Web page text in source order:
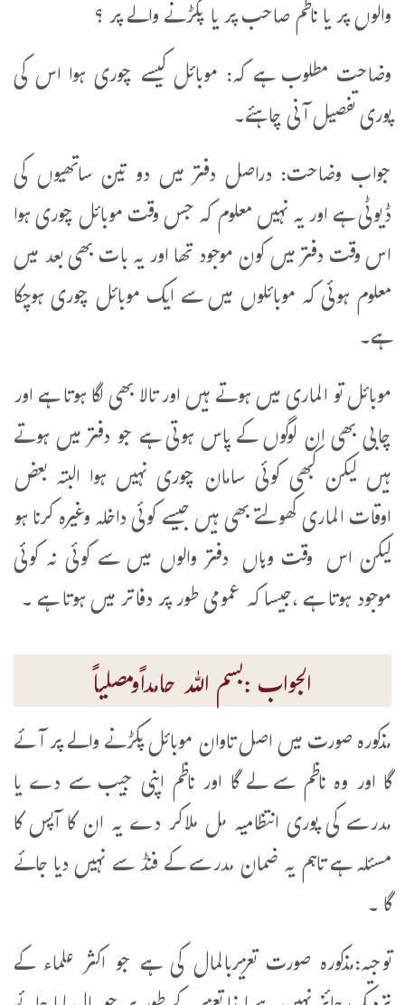
والوں پر یا ناظم صاحب پر یا پکڑنے والے پر ؟
وضاحت مطلوب ہے کہ: موبائل کیسے چوری ہوا اس کی
پوری تفصیل آنی چاہئے۔
جواب وضاحت: دراصل دفتر میں دو تین ساتھیوں کی
ڈیوٹی ہے اور یہ نہیں معلوم کہ جس وقت موبائل چوری ہوا
اس وقت دفتر میں کون موجود تھا اور یہ بات بھی بعد میں
معلوم ہوئی کہ موبائلوں میں سے ایک موبائل چوری ہوچکا
ہے۔
موبائل تو الماری میں ہوتے ہیں اور تالا بھی لگا ہوتا ہے اور
چابی بھی ان لوگوں کے پاس ہوتی ہے جو دفتر میں ہوتے
ہیں لیکن کبھی کوئی سامان چوری نہیں ہوا البتہ بعض
اوقات الماری کھولتے بھی ہیں جیسے کوئی داخلہ وغیرہ کرنا ہو
لیکن اس وقت وہاں دفتر والوں میں سے کوئی نہ کوئی
موجود ہوتا ہے ،جیسا کہ عمومی طور پر دفاتر میں ہوتا ہے ۔
الجواب :بسم اللہ حامداًومصلیاً
مذکورہ صورت میں اصل تاوان موبائل پکڑنے والے پر آئے
گا اور وہ ناظم سے لے گا اور ناظم اپنی جیب سے دے یا
مدرسے کی پوری انتظامیہ مل ملاکر دے یہ ان کا آپس کا
مسئلہ ہے تاہم یہ ضمان مدرسے کے فنڈ سے نہیں دیا جائے
گا ۔
توجیہ:مذکورہ صورت تعزیربالمال کی ہے جو اکثر علماء کے